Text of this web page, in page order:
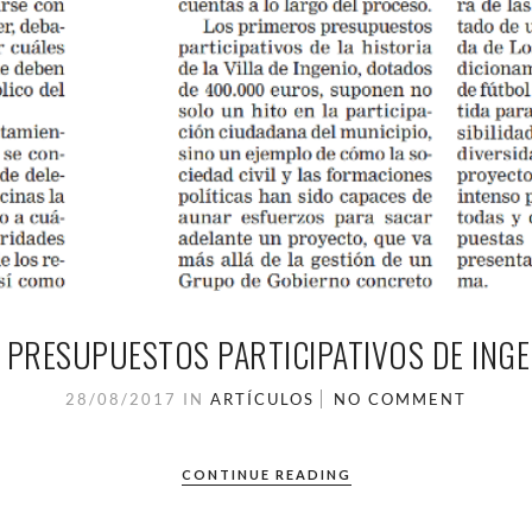
PARTICIPATIVOS DE
28/08/2017 IN ARTÍCULOS NO COMMENT
CONTINUE READING